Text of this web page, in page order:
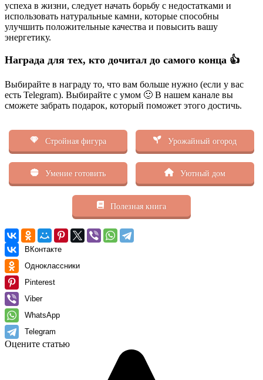
успеха в жизни, следует начать борьбу с недостатками и
использовать натуральные камни, которые способны
улучшить положительные качества и повысить вашу
энергетику.
Награда для тех, кто дочитал до самого конца 👍
Выбирайте в награду то, что вам больше нужно (если у вас
есть Telegram). Выбирайте с умом 🙂 В нашем канале вы
сможете забрать подарок, который поможет этого достичь.
Стройная фигура Урожайный огород
Умение готовить Уютный дом
Полезная книга
ВКонтакте
Одноклассники
Pinterest
Viber
WhatsApp
Telegram
Оцените статью